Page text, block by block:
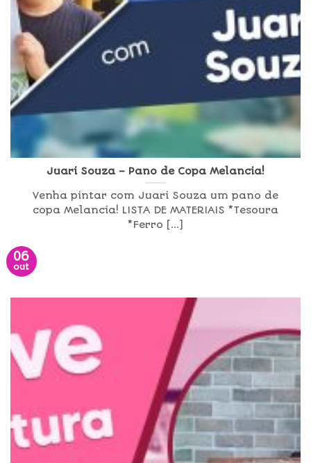
Juari Souza – Pano de Copa Melancia!
Venha pintar com Juari Souza um pano de
copa Melancia! LISTA DE MATERIAIS *Tesoura
*Ferro [...]
06
out